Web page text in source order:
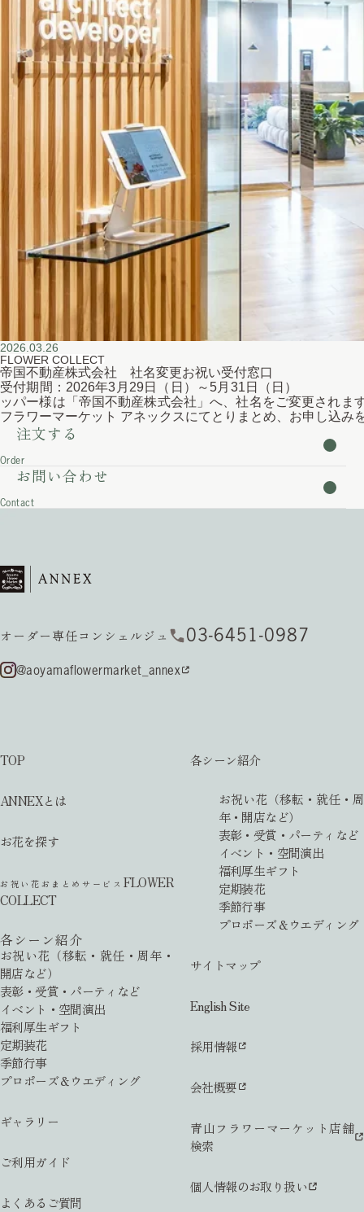
2026.03.26
FLOWER COLLECT
帝国不動産株式会社 社名変更お祝い受付窓口
受付期間：2026年3月29日（日）～5月31日
ッパー様は「帝国不動産株式会社」へ、社名をご変更され
フラワーマーケット アネックスにてとりまとめ、お申し込み
注文する
Order
お問い合わせ
Contact
オーダー専任コンシェルジュ 03-6451-0987
@aoyamaflowermarket_annex
TOP
ANNEXとは
お花を探す
お祝い花おまとめサービス FLOWER
COLLECT
各シーン紹介
お祝い花（移転・就任・周年・
開店など）
表彰・受賞・パーティなど
イベント・空間演出
福利厚生ギフト
定期装花
季節行事
プロポーズ＆ウエディング
ギャラリー
ご利用ガイド
よくあるご質問
各シーン紹介
お祝い花（移転・就任・周
年・開店など）
表彰・受賞・パーティなど
イベント・空間演出
福利厚生ギフト
定期装花
季節行事
プロポーズ＆ウエディング
サイトマップ
English Site
採用情報
会社概要
青山フラワーマーケット店舗
検索
個人情報のお取り扱い